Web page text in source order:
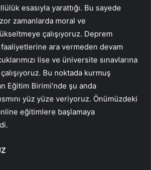
esasıyla yarattığı. Bu sayede
zamanlarda moral ve
çalışıyoruz. Deprem
ara vermeden devam
lise ve üniversite sınavlarına
Bu noktada kurmuş
Eğitim Birimi’nde şu anda
yüz yüze veriyoruz. Önümüzdeki
eğitimlere başlamaya